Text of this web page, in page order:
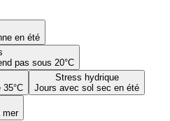
en été
pas sous 20°C
Stress hydrique
Jours avec sol sec en été
mer